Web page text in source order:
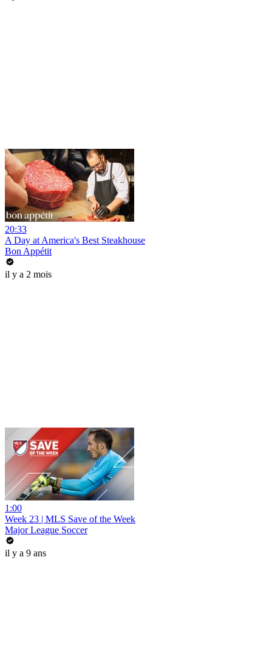
20:33
A Day at America's Best Steakhouse
Bon Appétit
il y a 2 mois
1:00
Week 23 | MLS Save of the Week
Major League Soccer
il y a 9 ans